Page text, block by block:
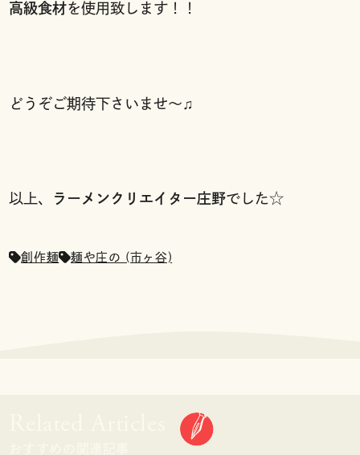
高級食材を使用致します！！
どうぞご期待下さいませ〜♫
以上、 ラーメンクリエイター庄野でした☆
創作麺 麺や庄の (市ヶ谷)